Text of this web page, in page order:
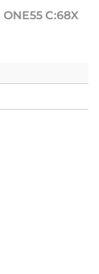
C:68X